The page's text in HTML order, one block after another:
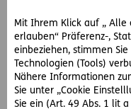
Mit Ihrem Klick auf „ Alle
erlauben“ Präferenz-,
einbeziehen, stimmen
Technologien (Tools)
Nähere Informationen
Sie unter „Cookie
Sie ein (Art. 49 Abs. 1 lit a
der ärztlichen Hilfe bis
Krankengeld und
Leistungen anlässlich
Spitalspflege,
Krankenversicherung
erhalten nicht nur